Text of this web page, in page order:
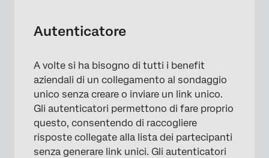
Autenticatore
A volte si ha bisogno di tutti i benefit
aziendali di un collegamento al sondaggio
unico senza creare o inviare un link unico.
Gli autenticatori permettono di fare proprio
questo, consentendo di raccogliere
risposte collegate alla lista dei partecipanti
senza generare link unici. Gli autenticatori